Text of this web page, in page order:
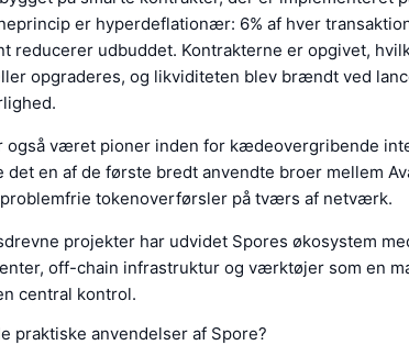
er hyperdeflationær: 6% af hver
reducerer udbuddet. Kontrakterne er opgivet,
opgraderes, og likviditeten blev brændt ved
også været pioner inden for kædeovergribende
det en af de første bredt anvendte broer mellem
tokenoverførsler på tværs af netværk.
projekter har udvidet Spores økosystem
off-chain infrastruktur og værktøjer som en
central kontrol.
praktiske anvendelser af Spore?